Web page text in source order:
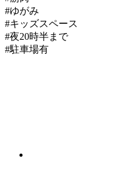
#ゆがみ
#キッズスペース
#夜20時半まで
#駐車場有